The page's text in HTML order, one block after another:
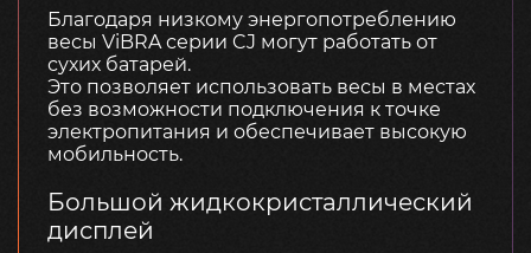
Благодаря низкому энергопотреблению
весы ViBRA серии CJ могут работать от
сухих батарей.
Это позволяет использовать весы в местах
без возможности подключения к точке
электропитания и обеспечивает высокую
мобильность.
Большой жидкокристаллический
дисплей